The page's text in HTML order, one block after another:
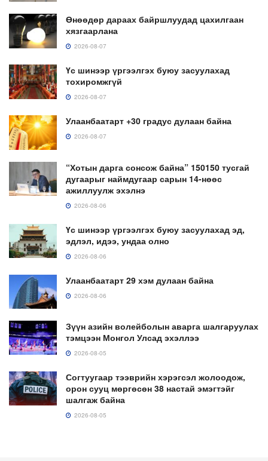
Өнөөдөр дараах байршлуудад цахилгаан
хязгаарлана
2026-08-07
Үс шинээр үргээлгэх буюу засуулахад
тохиромжгүй
2026-08-07
Улаанбаатарт +30 градус дулаан байна
2026-08-07
“Хотын дарга сонсож байна” 150150 тусгай
дугаарыг наймдугаар сарын 14-нөөс
ажиллуулж эхэлнэ
2026-08-06
Үс шинээр үргээлгэх буюу засуулахад эд,
эдлэл, идээ, ундаа олно
2026-08-06
Улаанбаатарт 29 хэм дулаан байна
2026-08-06
Зүүн азийн волейболын аварга шалгаруулах
тэмцээн Монгол Улсад эхэллээ
2026-08-05
Согтуугаар тээврийн хэрэгсэл жолоодож,
орон сууц мөргөсөн 38 настай эмэгтэйг
шалгаж байна
2026-08-05